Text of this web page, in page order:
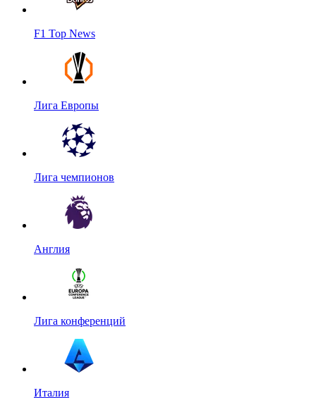
F1 Top News
Лига Европы
Лига чемпионов
Англия
Лига конференций
Италия